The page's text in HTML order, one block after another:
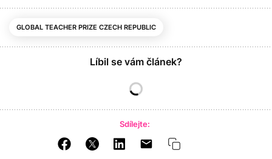
GLOBAL TEACHER PRIZE CZECH REPUBLIC
Líbil se vám článek?
Sdílejte: